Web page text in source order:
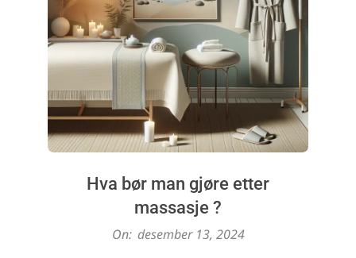
Hva bør man gjøre etter
massasje ?
On: desember 13, 2024